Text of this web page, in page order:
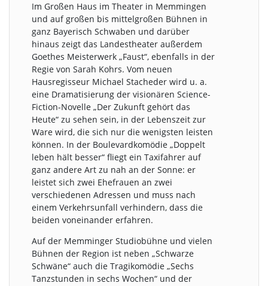
Im Großen Haus im Theater in Memmingen
und auf großen bis mittelgroßen Bühnen in
ganz Bayerisch Schwaben und darüber
hinaus zeigt das Landestheater außerdem
Goethes Meisterwerk „Faust“, ebenfalls in der
Regie von Sarah Kohrs. Vom neuen
Hausregisseur Michael Stacheder wird u. a.
eine Dramatisierung der visionären Science-
Fiction-Novelle „Der Zukunft gehört das
Heute“ zu sehen sein, in der Lebenszeit zur
Ware wird, die sich nur die wenigsten leisten
können. In der Boulevardkomödie „Doppelt
leben hält besser“ fliegt ein Taxifahrer auf
ganz andere Art zu nah an der Sonne: er
leistet sich zwei Ehefrauen an zwei
verschiedenen Adressen und muss nach
einem Verkehrsunfall verhindern, dass die
beiden voneinander erfahren.
Auf der Memminger Studiobühne und vielen
Bühnen der Region ist neben „Schwarze
Schwäne“ auch die Tragikomödie „Sechs
Tanzstunden in sechs Wochen“ und der